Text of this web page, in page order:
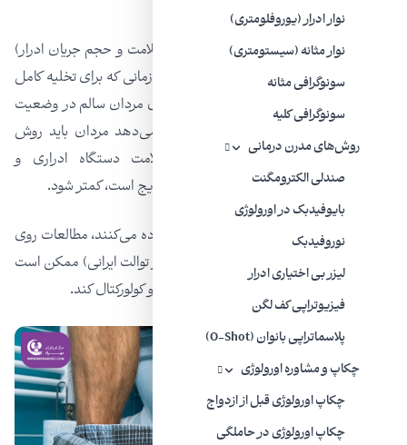
نوار ادرار (یوروفلومتری)
نوار مثانه (سیستومتری)
سونوگرافی مثانه
سونوگرافی کلیه
روش‌های مدرن درمانی
صندلی الکترومگنت
بایوفیدبک در اورولوژی
نوروفیدبک
لیزر بی‌ اختیاری ادرار
فیزیوتراپی کف لگن
پلاسماتراپی بانوان (O-Shot)
چکاپ و مشاوره اورولوژی
چکاپ اورولوژی قبل از ازدواج
چکاپ اورولوژی در حاملگی
همچنین حداکثر سرعت جریان ادرارشان (سلامت و حجم جریان ادرار)
افزایش و زمان مجموع دفع ادرارشان (مدت زمانی که برای تخلیه کامل
مثانه طول کشید) کاهش یافته بود. نتایج برای مردان سالم در وضعیت
نشستن و ایستادن مشابه بود، که نشان می‌دهد مردان باید روش
نشستن را اتخاذ کنند، تا مشکلات سلامت دستگاه ادراری و
پروستات‌شان که در بعد از ۵۰ سالگی خیلی رایج است، کمتر شود.
در حالی که زنان عموماً از توالت فرنگی استفاده می‌کنند، مطالعات روی
آنها نشان داده که این شیوه (بجای استفاده از توالت ایرانی) ممکن است
آنها را مستعد ابتلا به اختلالات اورولوژی، زنان و کولورکتال کند.